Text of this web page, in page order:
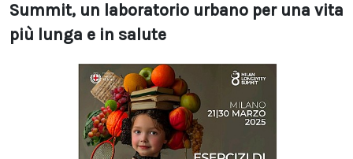
Summit, un laboratorio urbano per una vita
più lunga e in salute